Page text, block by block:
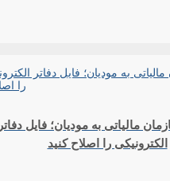
مالیاتی به مودیان؛ فایل دفاتر
الکترونیکی را اصلاح کنید